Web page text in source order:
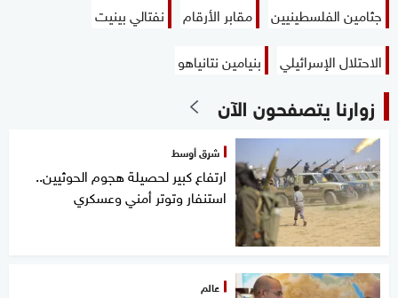
جثامين الفلسطينيين مقابر الأرقام
نفتالي بينيت
الاحتلال الإسرائيلي
بنيامين نتانياهو
زوارنا يتصفحون الآن
شرق أوسط
ارتفاع كبير لحصيلة هجوم الحوثيين..
استنفار وتوتر أمني وعسكري
عالم